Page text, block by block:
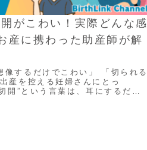
がこわい！実際どんな感
産に携わった助産師が解
像するだけでこわい」 「切られる
産を控える妊婦さんにとっ
開”という言葉は、耳にするだけ